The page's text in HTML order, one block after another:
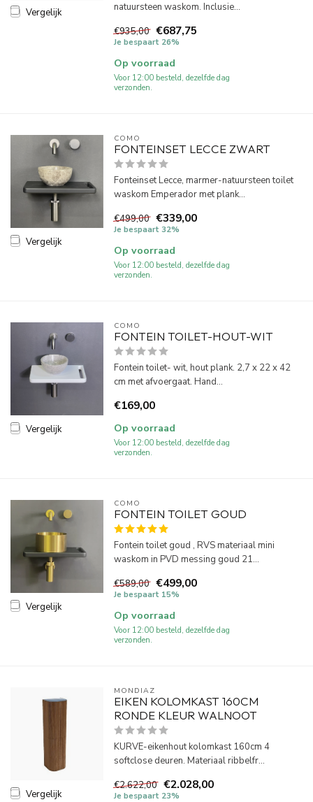
Vergelijk
natuursteen waskom. Inclusie...
€935,00 €687,75
Je bespaart 26%
Op voorraad
Voor 12:00 besteld, dezelfde dag
verzonden.
Vergelijk
COMO
FONTEINSET LECCE ZWART
Fonteinset Lecce, marmer-natuursteen toilet
waskom Emperador met plank...
€499,00 €339,00
Je bespaart 32%
Op voorraad
Voor 12:00 besteld, dezelfde dag
verzonden.
Vergelijk
COMO
FONTEIN TOILET-HOUT-WIT
Fontein toilet- wit, hout plank. 2,7 x 22 x 42
cm met afvoergaat. Hand...
€169,00
Op voorraad
Voor 12:00 besteld, dezelfde dag
verzonden.
Vergelijk
COMO
FONTEIN TOILET GOUD
Fontein toilet goud , RVS materiaal mini
waskom in PVD messing goud 21...
€589,00 €499,00
Je bespaart 15%
Op voorraad
Voor 12:00 besteld, dezelfde dag
verzonden.
Vergelijk
MONDIAZ
EIKEN KOLOMKAST 160CM
RONDE KLEUR WALNOOT
KURVE-eikenhout kolomkast 160cm 4
softclose deuren. Materiaal ribbelfr...
€2.622,00 €2.028,00
Je bespaart 23%